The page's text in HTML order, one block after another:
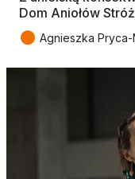
Dom Aniołów
● Agnieszka